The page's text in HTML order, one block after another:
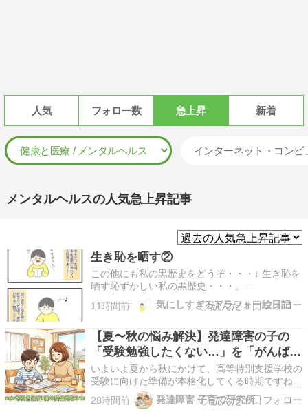
人気 フォロー数 急上昇 新着
インターネット・コンピ
メンタルヘルスの人気急上昇記事
生き恥を晒す②
この他にも私の黒歴史をどうぞ・・・↓ 生き恥を
晒す恥ずかしい私の黒歴史・・・。
kinisisugiruarafo.com2025.11.14 ぽよ これは完
全にやっちゃってる・・・！ 当時の掲示板は
き込みを3回はした・・・ 何回書き…
11時間前 気にしすぎるアラフォー絵日記
【夏〜秋の悩み解決】発達障害の子の
「受験勉強したくない…」を「がんばる
よ！」に変える親の関わり方3つのコツ
いよいよ夏から秋にかけて、高等特別支援学校の
受験に向けた準備が本格化してくる時期ですね。
親としては「そろそろ本腰を入れてほしい」「こ
のままで間に合うの？」と焦る一方で、肝心のお
28時間前 発達障害 子育て研究所